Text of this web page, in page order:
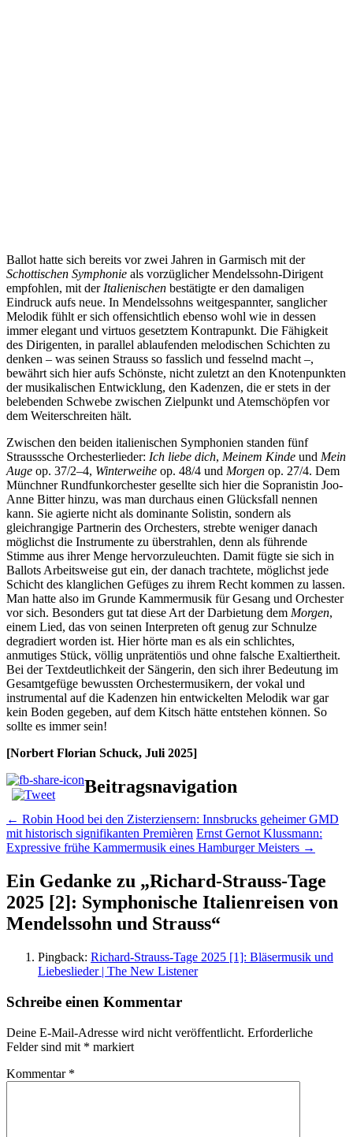
Ballot hatte sich bereits vor zwei Jahren in Garmisch mit der
Schottischen Symphonie als vorzüglicher Mendelssohn-Dirigent
empfohlen, mit der Italienischen bestätigte er den damaligen
Eindruck aufs neue. In Mendelssohns weitgespannter, sanglicher
Melodik fühlt er sich offensichtlich ebenso wohl wie in dessen
immer elegant und virtuos gesetztem Kontrapunkt. Die Fähigkeit
des Dirigenten, in parallel ablaufenden melodischen Schichten zu
denken – was seinen Strauss so fasslich und fesselnd macht –,
bewährt sich hier aufs Schönste, nicht zuletzt an den Knotenpunkten
der musikalischen Entwicklung, den Kadenzen, die er stets in der
belebenden Schwebe zwischen Zielpunkt und Atemschöpfen vor
dem Weiterschreiten hält.
Zwischen den beiden italienischen Symphonien standen fünf
Strausssche Orchesterlieder: Ich liebe dich, Meinem Kinde und Mein
Auge op. 37/2–4, Winterweihe op. 48/4 und Morgen op. 27/4. Dem
Münchner Rundfunkorchester gesellte sich hier die Sopranistin Joo-
Anne Bitter hinzu, was man durchaus einen Glücksfall nennen
kann. Sie agierte nicht als dominante Solistin, sondern als
gleichrangige Partnerin des Orchesters, strebte weniger danach
möglichst die Instrumente zu überstrahlen, denn als führende
Stimme aus ihrer Menge hervorzuleuchten. Damit fügte sie sich in
Ballots Arbeitsweise gut ein, der danach trachtete, möglichst jede
Schicht des klanglichen Gefüges zu ihrem Recht kommen zu lassen.
Man hatte also im Grunde Kammermusik für Gesang und Orchester
vor sich. Besonders gut tat diese Art der Darbietung dem Morgen,
einem Lied, das von seinen Interpreten oft genug zur Schnulze
degradiert worden ist. Hier hörte man es als ein schlichtes,
anmutiges Stück, völlig unprätentiös und ohne falsche Exaltiertheit.
Bei der Textdeutlichkeit der Sängerin, den sich ihrer Bedeutung im
Gesamtgefüge bewussten Orchestermusikern, der vokal und
instrumental auf die Kadenzen hin entwickelten Melodik war gar
kein Boden gegeben, auf dem Kitsch hätte entstehen können. So
sollte es immer sein!
[Norbert Florian Schuck, Juli 2025]
Beitragsnavigation
← Robin Hood bei den Zisterziensern: Innsbrucks geheimer GMD
mit historisch signifikanten Premièren Ernst Gernot Klussmann:
Expressive frühe Kammermusik eines Hamburger Meisters →
Ein Gedanke zu „Richard-Strauss-Tage
2025 [2]: Symphonische Italienreisen von
Mendelssohn und Strauss“
Pingback: Richard-Strauss-Tage 2025 [1]: Bläsermusik und
Liebeslieder | The New Listener
Schreibe einen Kommentar
Deine E-Mail-Adresse wird nicht veröffentlicht. Erforderliche
Felder sind mit * markiert
Kommentar *